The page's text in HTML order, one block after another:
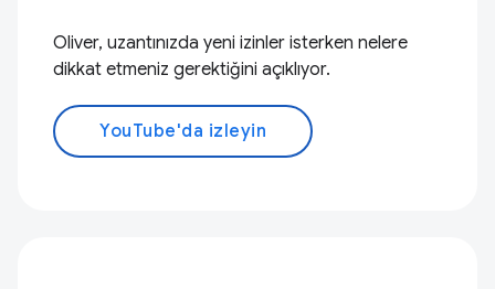
Oliver, uzantınızda yeni izinler isterken nelere
dikkat etmeniz gerektiğini açıklıyor.
YouTube'da izleyin